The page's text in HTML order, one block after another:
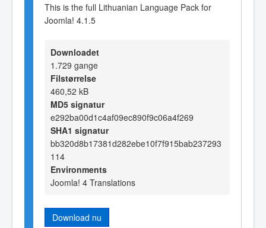
This is the full Lithuanian Language Pack for
Joomla! 4.1.5
Downloadet
1.729 gange
Filstørrelse
460,52 kB
MD5 signatur
e292ba00d1c4af09ec890f9c06a4f269
SHA1 signatur
bb320d8b17381d282ebe10f7f915bab237293
114
Environments
Joomla! 4 Translations
Download nu